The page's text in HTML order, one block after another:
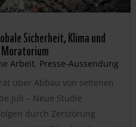
Sicherheit, Klima und
Arbeit, Presse-Aussendung
über Abbau von seltenen
Juli – Neue Studie
durch Zerstörung